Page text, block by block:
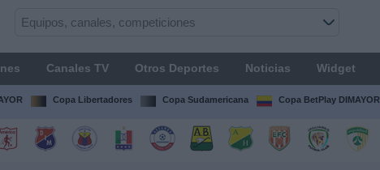
Canales TV Otros Deportes Noticias Widget
Copa Libertadores Copa Sudamericana Copa BetPlay DIMAYOR